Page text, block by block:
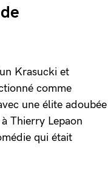
Krasucki et
comme
une élite adoubée
Thierry Lepaon
qui était